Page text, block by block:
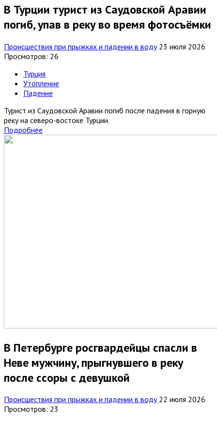
В Турции турист из Саудовской Аравии
погиб, упав в реку во время фотосъёмки
Происшествия при прыжках и падении в воду 23 июля 2026
Просмотров: 26
Турция
Утопление
Падение
Турист из Саудовской Аравии погиб после падения в горную
реку на северо-востоке Турции.
Подробнее
В Петербурге росгвардейцы спасли в
Неве мужчину, прыгнувшего в реку
после ссоры с девушкой
Происшествия при прыжках и падении в воду 22 июля 2026
Просмотров: 23